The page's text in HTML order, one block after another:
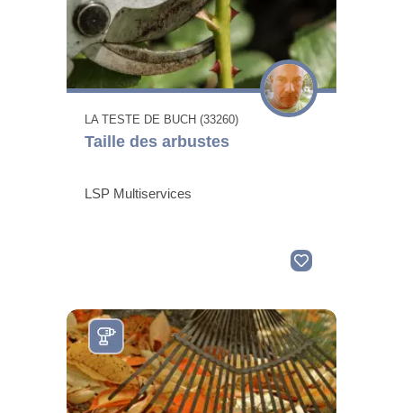
LA TESTE DE BUCH (33260)
Taille des arbustes
LSP Multiservices